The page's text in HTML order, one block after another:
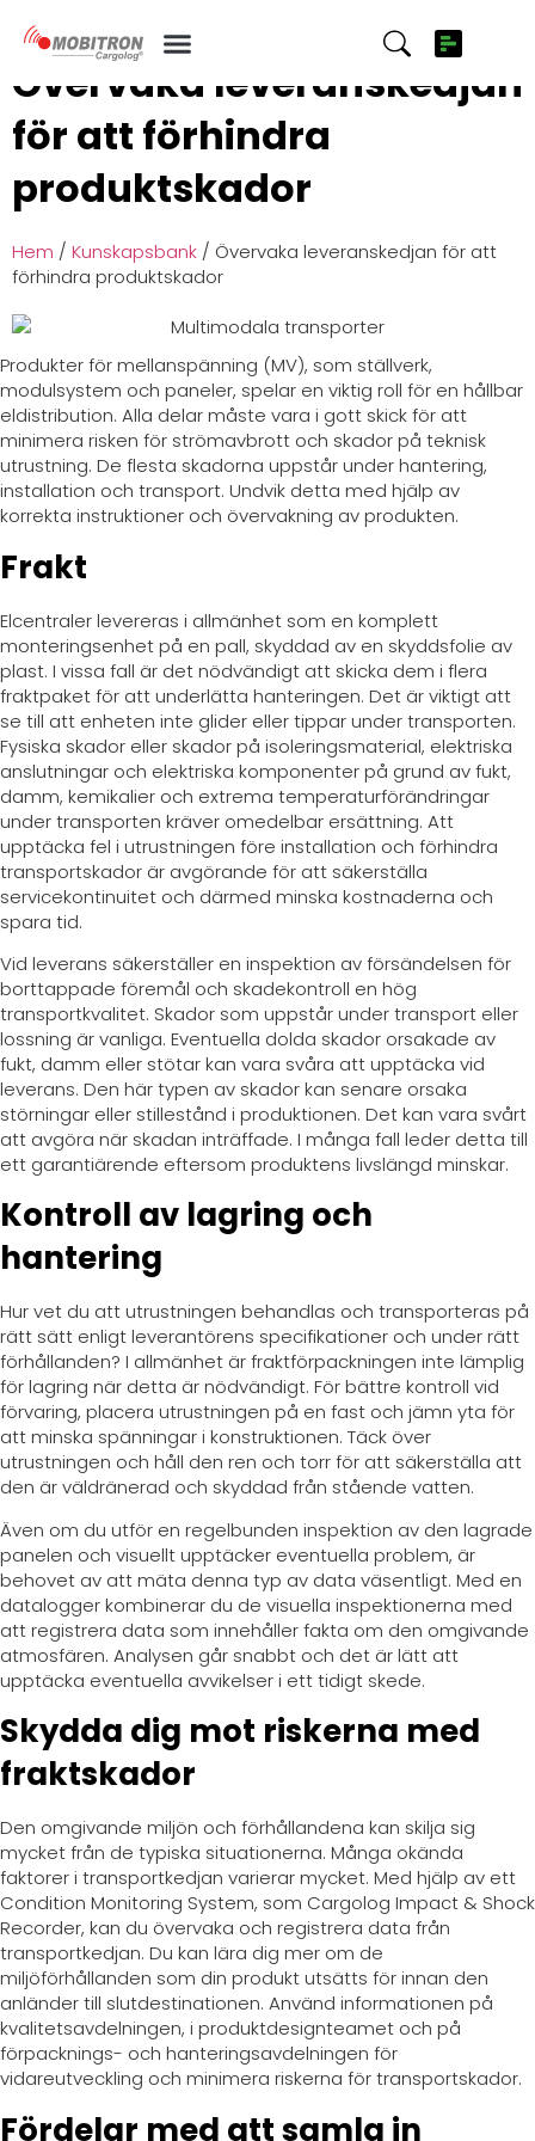
Övervaka leveranskedjan
för att förhindra
produktskador
Hem / Kunskapsbank / Övervaka leveranskedjan för att
förhindra produktskador
Produkter för mellanspänning (MV), som ställverk,
modulsystem och paneler, spelar en viktig roll för en hållbar
eldistribution. Alla delar måste vara i gott skick för att
minimera risken för strömavbrott och skador på teknisk
utrustning. De flesta skadorna uppstår under hantering,
installation och transport. Undvik detta med hjälp av
korrekta instruktioner och övervakning av produkten.
Frakt
Elcentraler levereras i allmänhet som en komplett
monteringsenhet på en pall, skyddad av en skyddsfolie av
plast. I vissa fall är det nödvändigt att skicka dem i flera
fraktpaket för att underlätta hanteringen. Det är viktigt att
se till att enheten inte glider eller tippar under transporten.
Fysiska skador eller skador på isoleringsmaterial, elektriska
anslutningar och elektriska komponenter på grund av fukt,
damm, kemikalier och extrema temperaturförändringar
under transporten kräver omedelbar ersättning. Att
upptäcka fel i utrustningen före installation och förhindra
transportskador är avgörande för att säkerställa
servicekontinuitet och därmed minska kostnaderna och
spara tid.
Vid leverans säkerställer en inspektion av försändelsen för
borttappade föremål och skadekontroll en hög
transportkvalitet. Skador som uppstår under transport eller
lossning är vanliga. Eventuella dolda skador orsakade av
fukt, damm eller stötar kan vara svåra att upptäcka vid
leverans. Den här typen av skador kan senare orsaka
störningar eller stillestånd i produktionen. Det kan vara svårt
att avgöra när skadan inträffade. I många fall leder detta till
ett garantiärende eftersom produktens livslängd minskar.
Kontroll av lagring och
hantering
Hur vet du att utrustningen behandlas och transporteras på
rätt sätt enligt leverantörens specifikationer och under rätt
förhållanden? I allmänhet är fraktförpackningen inte lämplig
för lagring när detta är nödvändigt. För bättre kontroll vid
förvaring, placera utrustningen på en fast och jämn yta för
att minska spänningar i konstruktionen. Täck över
utrustningen och håll den ren och torr för att säkerställa att
den är väldränerad och skyddad från stående vatten.
Även om du utför en regelbunden inspektion av den lagrade
panelen och visuellt upptäcker eventuella problem, är
behovet av att mäta denna typ av data väsentligt. Med en
datalogger kombinerar du de visuella inspektionerna med
att registrera data som innehåller fakta om den omgivande
atmosfären. Analysen går snabbt och det är lätt att
upptäcka eventuella avvikelser i ett tidigt skede.
Skydda dig mot riskerna med
fraktskador
Den omgivande miljön och förhållandena kan skilja sig
mycket från de typiska situationerna. Många okända
faktorer i transportkedjan varierar mycket. Med hjälp av ett
Condition Monitoring System, som Cargolog Impact & Shock
Recorder, kan du övervaka och registrera data från
transportkedjan. Du kan lära dig mer om de
miljöförhållanden som din produkt utsätts för innan den
anländer till slutdestinationen. Använd informationen på
kvalitetsavdelningen, i produktdesignteamet och på
förpacknings- och hanteringsavdelningen för
vidareutveckling och minimera riskerna för transportskador.
Fördelar med att samla in